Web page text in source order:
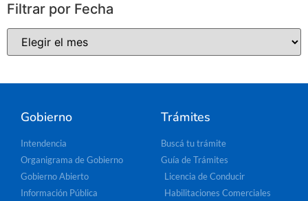
Filtrar por Fecha
Gobierno
Intendencia
Organigrama de Gobierno
Gobierno Abierto
Información Pública
Trámites
Buscá tu trámite
Guía de Trámites
Licencia de Conducir
Habilitaciones Comerciales